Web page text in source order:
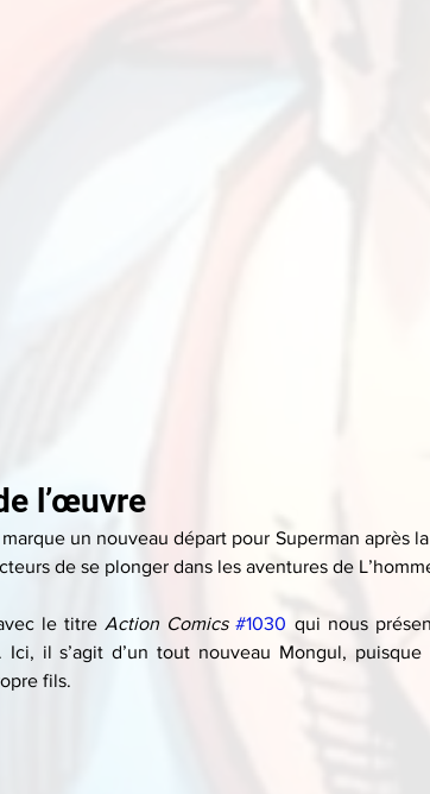
l’œuvre
un nouveau départ pour Superman après
de se plonger dans les aventures de
le titre Action Comics #1030 qui nous
Ici, il s’agit d’un tout nouveau Mongul,
fils.